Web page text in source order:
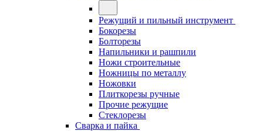
Режущий и пильный инструмент
Бокорезы
Болторезы
Напильники и рашпили
Ножи строительные
Ножницы по металлу
Ножовки
Плиткорезы ручные
Прочие режущие
Стеклорезы
Сварка и пайка